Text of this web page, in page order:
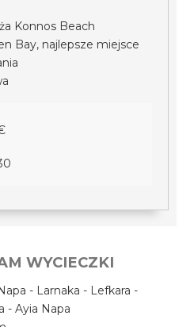
Konnos Beach
Bay, najlepsze miejsce
WYCIECZKI
- Larnaka - Lefkara -
- Ayia Napa